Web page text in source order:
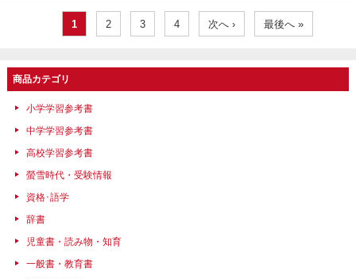
1 2 3 4 次へ › 最後へ »
商品カテゴリ
小学学習参考書
中学学習参考書
高校学習参考書
螢雪時代・受験情報
資格･語学
辞書
児童書・読み物・知育
一般書・教育書